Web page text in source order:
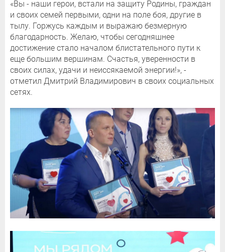
«Вы - наши герои, встали на защиту Родины, граждан
и своих семей первыми, одни на поле боя, другие в
тылу. Горжусь каждым и выражаю безмерную
благодарность. Желаю, чтобы сегодняшнее
достижение стало началом блистательного пути к
еще большим вершинам. Счастья, уверенности в
своих силах, удачи и неиссякаемой энергии!», -
отметил Дмитрий Владимирович в своих социальных
сетях.